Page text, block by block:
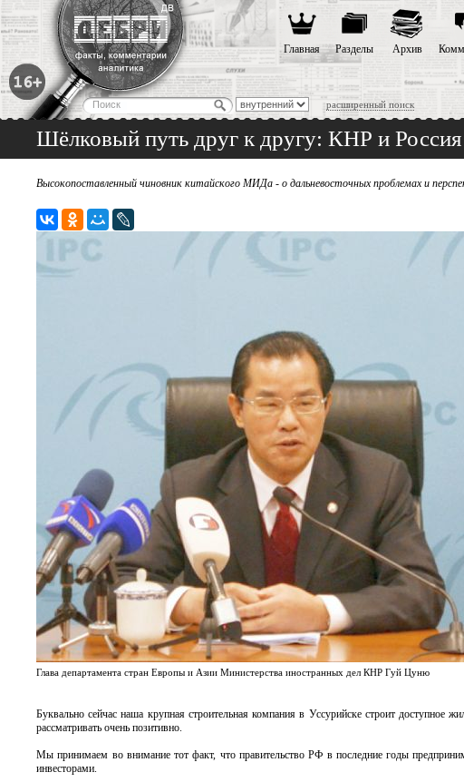
расширенный поиск
Главная Разделы Архив
Шёлковый путь друг к другу: КНР и Россия
Высокопоставленный чиновник китайского МИДа - о дальневосточных проблемах и
Глава департамента стран Европы и Азии Министерства иностранных дел КНР Гуй Цуню
Буквально сейчас наша крупная строительная компания в Уссурийске строит
рассматривать очень позитивно.
Мы принимаем во внимание тот факт, что правительство РФ в последние годы
инвесторами.